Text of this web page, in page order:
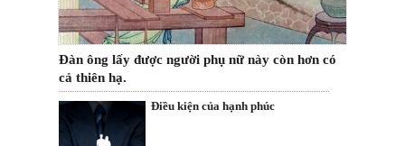
Đàn ông lấy được người phụ nữ này còn hơn có
cả thiên hạ.
Điều kiện của hạnh phúc